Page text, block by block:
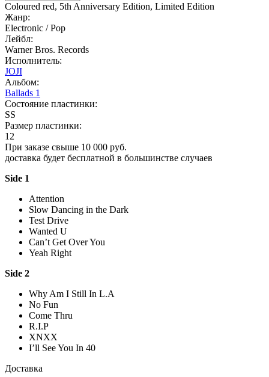
Coloured red, 5th Anniversary Edition, Limited Edition
Жанр:
Electronic / Pop
Лейбл:
Warner Bros. Records
Исполнитель:
JOJI
Альбом:
Ballads 1
Состояние пластинки:
SS
Размер пластинки:
12
При заказе свыше 10 000 руб.
доставка будет бесплатной в большинстве случаев
Side 1
Attention
Slow Dancing in the Dark
Test Drive
Wanted U
Can’t Get Over You
Yeah Right
Side 2
Why Am I Still In L.A
No Fun
Come Thru
R.I.P
XNXX
I’ll See You In 40
Доставка